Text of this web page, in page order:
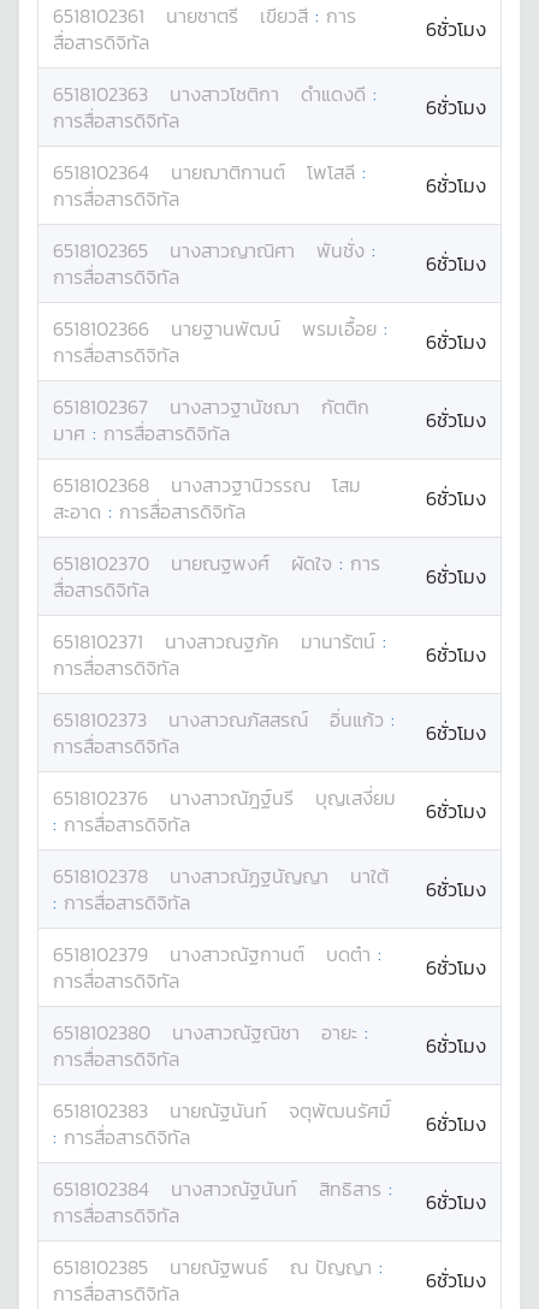
6518102361 นายชาตรี เขียวสี : การ
สื่อสารดิจิทัล
6ชั่วโมง
6518102363 นางสาวโชติกา ดำแดงดี :
การสื่อสารดิจิทัล
6ชั่วโมง
6518102364 นายฌาติกานต์ โพโสลี :
การสื่อสารดิจิทัล
6ชั่วโมง
6518102365 นางสาวญาณิศา พันชั่ง :
การสื่อสารดิจิทัล
6ชั่วโมง
6518102366 นายฐานพัฒน์ พรมเอื้อย :
การสื่อสารดิจิทัล
6ชั่วโมง
6518102367 นางสาวฐานัชฌา
กัตติก
มาศ : การสื่อสารดิจิทัล 6ชั่วโมง
6518102368 นางสาวฐานิวรรณ
โสม
สะอาด : การสื่อสารดิจิทัล 6ชั่วโมง
6518102370 นายณฐพงศ์ ผัดใจ : การ
สื่อสารดิจิทัล
6ชั่วโมง
6518102371 นางสาวณฐภัค มานารัตน์ :
การสื่อสารดิจิทัล
6ชั่วโมง
6518102373 นางสาวณภัสสรณ์ อิ่นแก้ว :
การสื่อสารดิจิทัล
6ชั่วโมง
6518102376 นางสาวณัฎฐ์นรี
บุญเสงี่ยม
: การสื่อสารดิจิทัล 6ชั่วโมง
6518102378 นางสาวณัฏฐนัญญา
นาใต้
: การสื่อสารดิจิทัล 6ชั่วโมง
6518102379 นางสาวณัฐกานต์ บดต๋า :
การสื่อสารดิจิทัล
6ชั่วโมง
6518102380 นางสาวณัฐณิชา อายะ :
การสื่อสารดิจิทัล
6ชั่วโมง
6518102383 นายณัฐนันท์
จตุพัฒนรัศมิ์
: การสื่อสารดิจิทัล 6ชั่วโมง
6518102384 นางสาวณัฐนันท์ สิทธิสาร :
การสื่อสารดิจิทัล
6ชั่วโมง
6518102385 นายณัฐพนธ์ ณ ปัญญา :
การสื่อสารดิจิทัล
6ชั่วโมง